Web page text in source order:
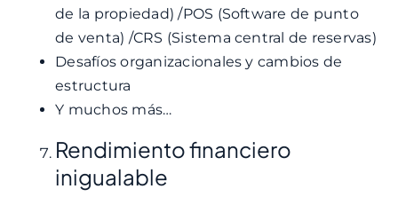
de la propiedad) /POS (Software de punto
de venta) /CRS (Sistema central de reservas)
Desafíos organizacionales y cambios de
estructura
Y muchos más…
Rendimiento financiero
inigualable